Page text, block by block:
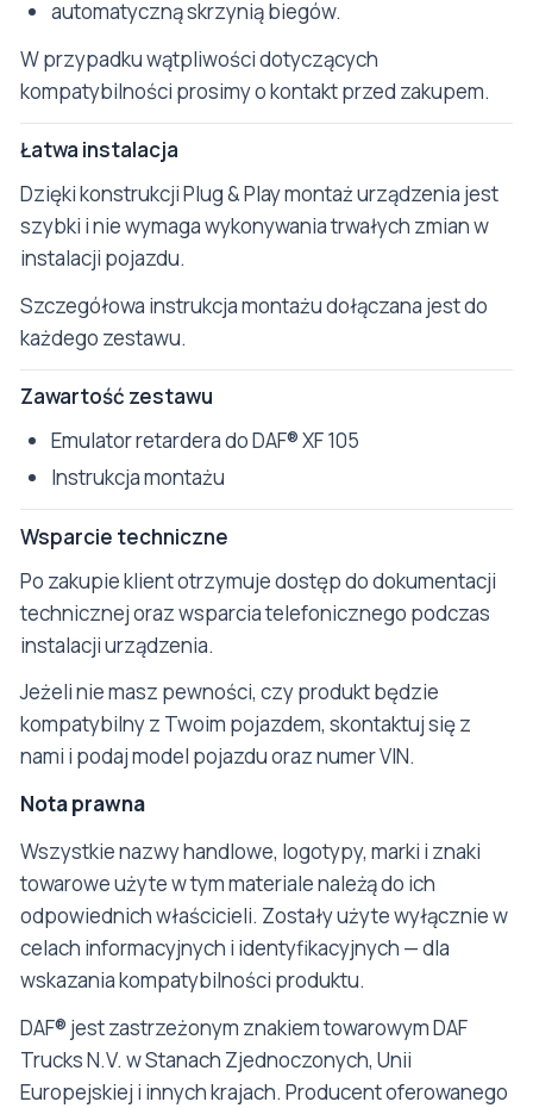
automatyczną skrzynią biegów.
W przypadku wątpliwości dotyczących
kompatybilności prosimy o kontakt przed zakupem.
Łatwa instalacja
Dzięki konstrukcji Plug & Play montaż urządzenia jest
szybki i nie wymaga wykonywania trwałych zmian w
instalacji pojazdu.
Szczegółowa instrukcja montażu dołączana jest do
każdego zestawu.
Zawartość zestawu
Emulator retardera do DAF® XF 105
Instrukcja montażu
Wsparcie techniczne
Po zakupie klient otrzymuje dostęp do dokumentacji
technicznej oraz wsparcia telefonicznego podczas
instalacji urządzenia.
Jeżeli nie masz pewności, czy produkt będzie
kompatybilny z Twoim pojazdem, skontaktuj się z
nami i podaj model pojazdu oraz numer VIN.
Nota prawna
Wszystkie nazwy handlowe, logotypy, marki i znaki
towarowe użyte w tym materiale należą do ich
odpowiednich właścicieli. Zostały użyte wyłącznie w
celach informacyjnych i identyfikacyjnych — dla
wskazania kompatybilności produktu.
DAF® jest zastrzeżonym znakiem towarowym DAF
Trucks N.V. w Stanach Zjednoczonych, Unii
Europejskiej i innych krajach. Producent oferowanego